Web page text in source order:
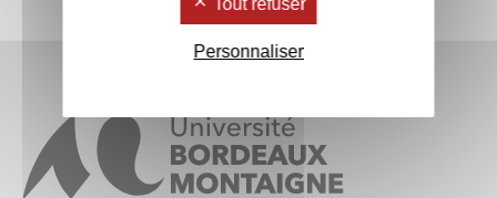
Tout refuser
Personnaliser